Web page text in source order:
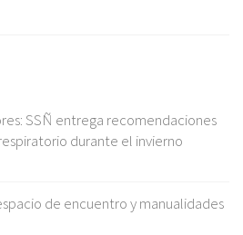
SSÑ entrega recomendaciones
durante el invierno
de encuentro y manualidades